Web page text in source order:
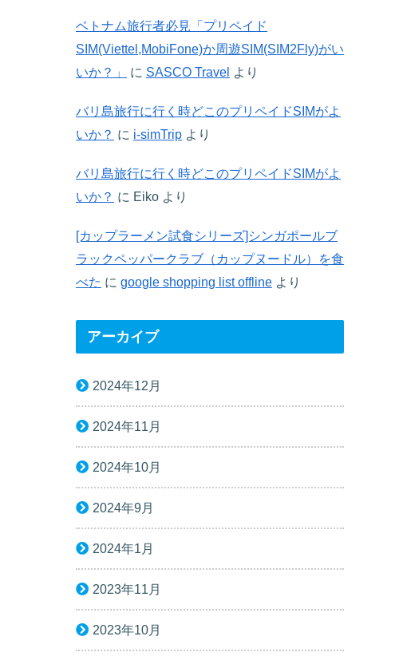
ベトナム旅行者必見「プリペイド
SIM(Viettel,MobiFone)か周遊SIM(SIM2Fly)がい
いか？」
に SASCO Travel より
バリ島旅行に行く時どこのプリペイドSIMがよ
いか？ に i-simTrip より
バリ島旅行に行く時どこのプリペイドSIMがよ
いか？ に Eiko より
[カップラーメン試食シリーズ]シンガポールブ
ラックペッパークラブ（カップヌードル）を食
べた に google shopping list offline より
アーカイブ
2024年12月
2024年11月
2024年10月
2024年9月
2024年1月
2023年11月
2023年10月